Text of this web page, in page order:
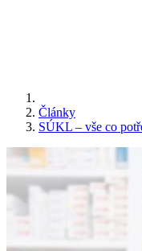
Články
SÚKL – vše co